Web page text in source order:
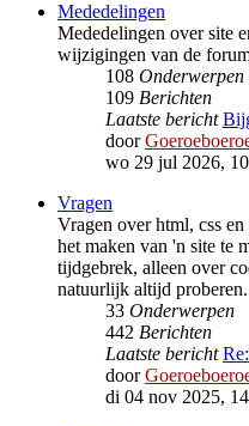
Mededelingen
Mededelingen over site
wijzigingen van de
108 Onderwerpen
109 Berichten
Laatste bericht
door
wo 29 jul 2026,
Vragen
Vragen over html, css
het maken van 'n site te
tijdgebrek, alleen over
natuurlijk altijd
33 Onderwerpen
442 Berichten
Laatste bericht
door
di 04 nov 2025,